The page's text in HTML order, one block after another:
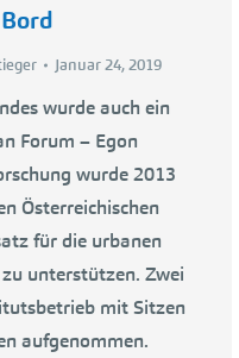
Januar 24, 2019
wurde auch ein
Forum – Egon
wurde 2013
Österreichischen
für die urbanen
unterstützen. Zwei
mit Sitzen
aufgenommen.